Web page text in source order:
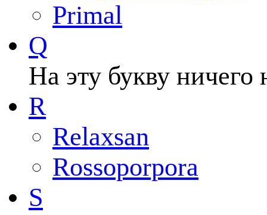
Primal
Q
На эту букву ничего
R
Relaxsan
Rossoporpora
S